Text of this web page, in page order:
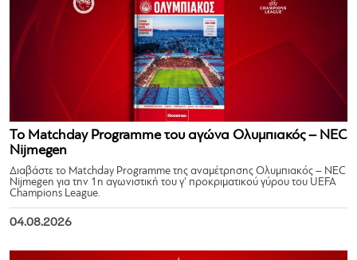
Το Matchday Programme του αγώνα Ολυμπιακός – NEC
Nijmegen
Διαβάστε το Matchday Programme της αναμέτρησης Ολυμπιακός – NEC
Nijmegen για την 1η αγωνιστική του γ’ προκριματικού γύρου του UEFA
Champions League.
04.08.2026